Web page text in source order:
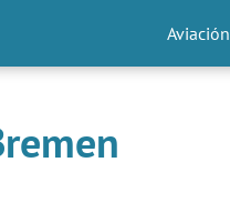
Aviación